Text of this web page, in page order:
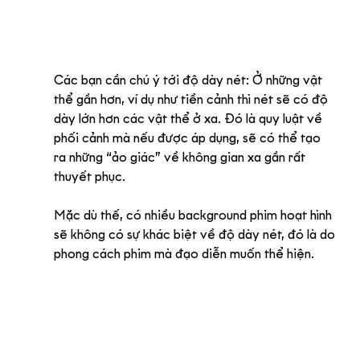
Các bạn cần chú ý tới độ dày nét: Ở những vật
thể gần hơn, ví dụ như tiền cảnh thì nét sẽ có độ
dày lớn hơn các vật thể ở xa. Đó là quy luật về
phối cảnh mà nếu được áp dụng, sẽ có thể tạo
ra những “ảo giác” về không gian xa gần rất
thuyết phục.
Mặc dù thế, có nhiều background phim hoạt hình
sẽ không có sự khác biệt về độ dày nét, đó là do
phong cách phim mà đạo diễn muốn thể hiện.